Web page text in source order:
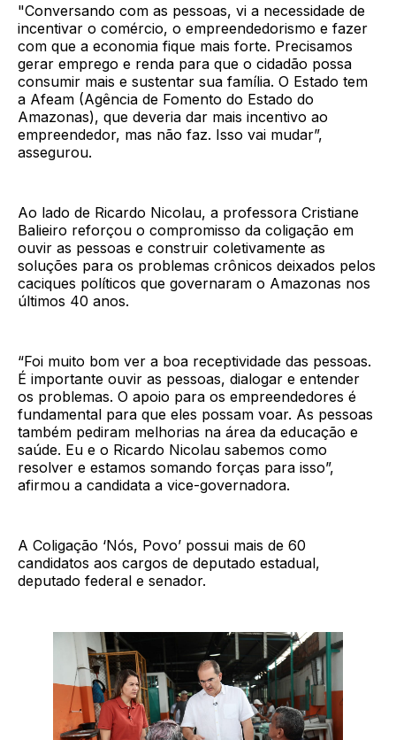
"Conversando com as pessoas, vi a necessidade de
incentivar o comércio, o empreendedorismo e fazer
com que a economia fique mais forte. Precisamos
gerar emprego e renda para que o cidadão possa
consumir mais e sustentar sua família. O Estado tem
a Afeam (Agência de Fomento do Estado do
Amazonas), que deveria dar mais incentivo ao
empreendedor, mas não faz. Isso vai mudar”,
assegurou.
Ao lado de Ricardo Nicolau, a professora Cristiane
Balieiro reforçou o compromisso da coligação em
ouvir as pessoas e construir coletivamente as
soluções para os problemas crônicos deixados pelos
caciques políticos que governaram o Amazonas nos
últimos 40 anos.
“Foi muito bom ver a boa receptividade das pessoas.
É importante ouvir as pessoas, dialogar e entender
os problemas. O apoio para os empreendedores é
fundamental para que eles possam voar. As pessoas
também pediram melhorias na área da educação e
saúde. Eu e o Ricardo Nicolau sabemos como
resolver e estamos somando forças para isso”,
afirmou a candidata a vice-governadora.
A Coligação ‘Nós, Povo’ possui mais de 60
candidatos aos cargos de deputado estadual,
deputado federal e senador.